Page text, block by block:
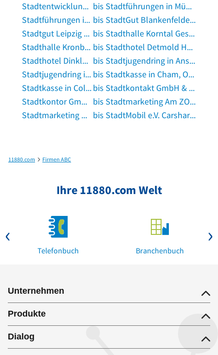
Stadtentwicklungsgesellschaft Bau- und Siedlungsgesellschaft Neubrandenburg mbH in Neubrandenburg, Mecklenburg
bis Stadtführungen in Münster in Senden, Westfalen
Stadtführungen in Oldenburg in Oldenburg, Oldenburg
bis StadtGut Blankenfelde e.V. in Berlin
Stadtgut Leipzig Graßdorf GmbH in Taucha bei Leipzig
bis Stadthalle Korntal Gesch.St. in Korntal-Münchingen
Stadthalle Kronberg in Kronberg im Taunus
bis Stadthotel Detmold Hotelbetrieb in Detmold
Stadthotel Dinklage in Dinklage
bis Stadtjugendring in Ansbach, Mittelfranken
Stadtjugendring in Aschaffenburg
bis Stadtkasse in Cham, Oberpfalz
Stadtkasse in Colditz
bis Stadtkontakt GmbH & Co. KG in Bremen
Stadtkontor GmbH in Potsdam
bis Stadtmarketing Am ZOB in Flensburg
Stadtmarketing Arnstadt GmbH in Arnstadt
bis StadtMobil e.V. Carsharing, Filiale Ludwigsburg in Ludwigsburg, Württemberg
11880.com
Firmen ABC
Ihre 11880.com Welt
Telefonbuch Branchenbuch
Unternehmen
Produkte
Dialog